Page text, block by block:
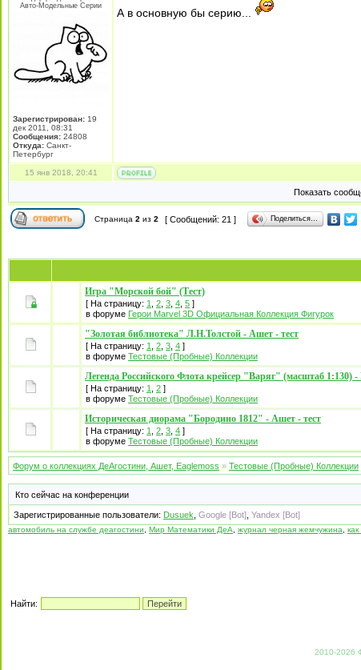
Авто-Модельные Серии
Зарегистрирован: 19
дек 2011, 08:31
Сообщения: 24808
Откуда: Санкт-
Петербург
А в основную бы серию...
15 янв 2018, 20:41
Показать
Страница 2 из 2 [ Сообщений: 21 ] Поделиться…
Игра "Морской бой" (Тест)
[ На страницу: 1 2 3 4 5 ]
в форуме Герои Marvel 3D Официальная Коллекция Фигурок
"Золотая библиотека" Л.Н.Толстой - Ашет - тест
[ На страницу: 1 2 3 4 ]
в форуме Тестовые (Пробные) Коллекции
Легенда Российского Флота крейсер "Варяг" (масштаб 1:130) -
[ На страницу: 1 2 ]
в форуме Тестовые (Пробные) Коллекции
Историческая диорама "Бородино 1812" - Ашет - тест
[ На страницу: 1 2 3 4 ]
в форуме Тестовые (Пробные) Коллекции
Форум о коллекциях ДеАгостини, Ашет, Eaglemoss » Тестовые (Пробные) Коллекции
Кто сейчас на конференции
Зарегистрированные пользователи: Dusuek Google [Bot] Yandex [Bot]
автомобиль на службе деагостини Мир Математики ДеА журнал черная жемчужина
Найти:
2010-2026